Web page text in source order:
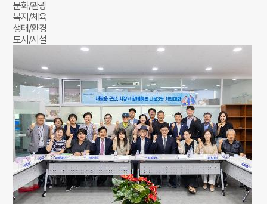
문화/관광
복지/체육
생태/환경
도시/시설